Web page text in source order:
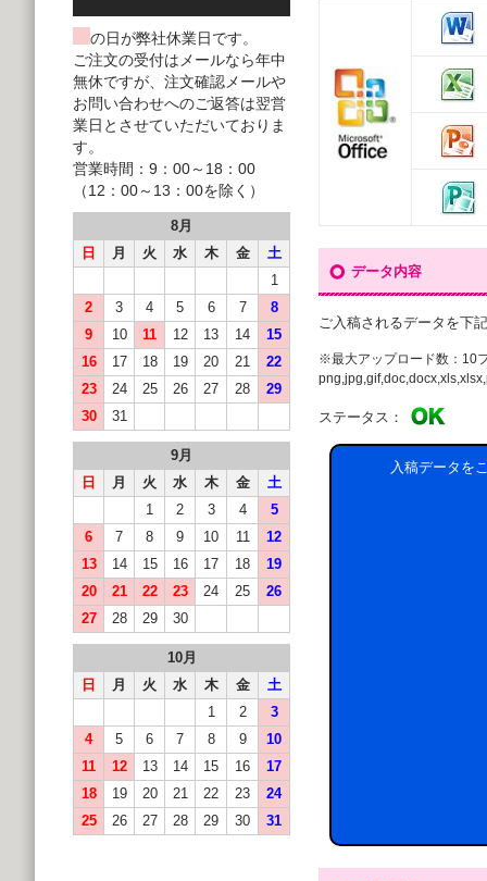
データ内容
ご入稿されるデータを下
※最大アップロード数：10
ステータス：
入稿データを
の日が弊社休業日です。
ご注文の受付はメールなら年中
無休ですが、注文確認メールや
お問い合わせへのご返答は翌営
業日とさせていただいておりま
す。
営業時間：9：00～18：00
（12：00～13：00を除く）
8月
日
月 火 水 木 金
土
1
2
3 4 5 6 7
8
9
10 11 12 13 14
15
16
17 18 19 20 21
22
23
24 25 26 27 28
29
30
31
9月
日
月 火 水 木 金
土
1
2 3 4
5
6
7 8 9 10 11
12
13
14 15 16 17 18
19
20
21 22 23 24 25
26
27
28 29 30
10月
日
月 火 水 木 金
土
1
2
3
4
5 6 7 8 9
10
11
12 13 14 15 16
17
18
19 20 21 22 23
24
25
26 27 28 29 30 31